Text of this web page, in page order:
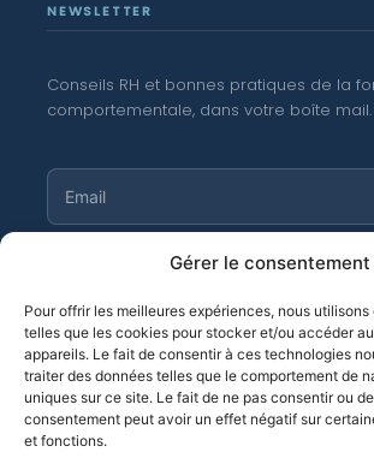
Gérer le consentement
Pour offrir les meilleures expériences, nous
telles que les cookies pour stocker et/ou accéder
appareils. Le fait de consentir à ces technologies
traiter des données telles que le comportement de
uniques sur ce site. Le fait de ne pas consentir ou
consentement peut avoir un effet négatif sur
et fonctions.
NEWSLETTER
Conseils RH et bonnes pratiques de la
comportementale, dans votre boîte mail.
S'abonner
©Moortgat 2026· OF n° 11 94 04 256 94